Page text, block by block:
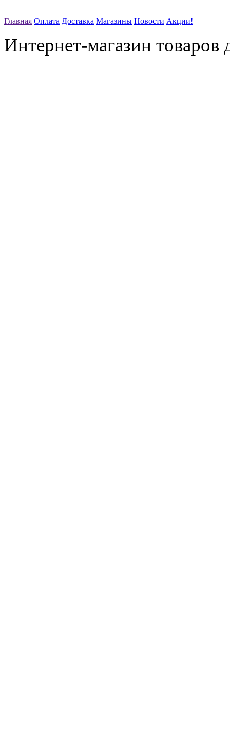
Главная Оплата Доставка Магазины Новости Акции!
Интернет-магазин